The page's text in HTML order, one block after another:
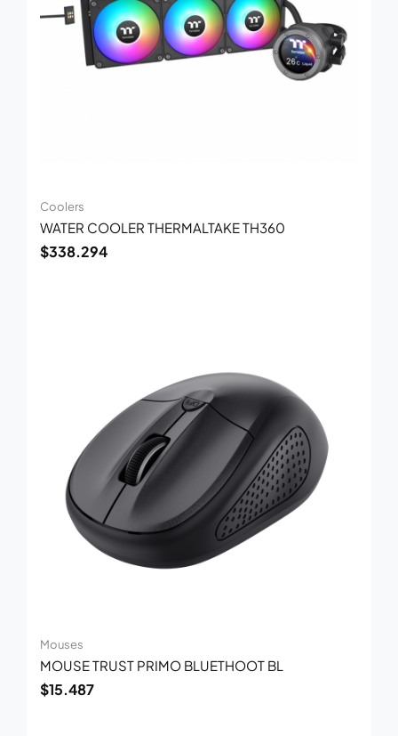
Coolers
WATER COOLER THERMALTAKE TH360
$338.294
Mouses
MOUSE TRUST PRIMO BLUETHOOT BL
$15.487